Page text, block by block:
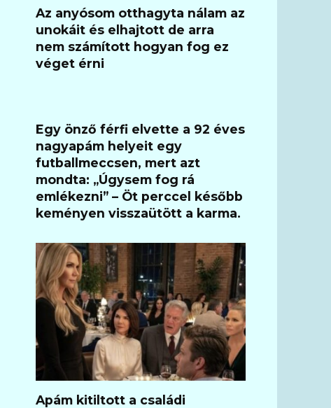
Az anyósom otthagyta nálam az
unokáit és elhajtott de arra
nem számított hogyan fog ez
véget érni
Egy önző férfi elvette a 92 éves
nagyapám helyeit egy
futballmeccsen, mert azt
mondta: „Úgysem fog rá
emlékezni” – Öt perccel később
keményen visszaütött a karma.
Apám kitiltott a családi